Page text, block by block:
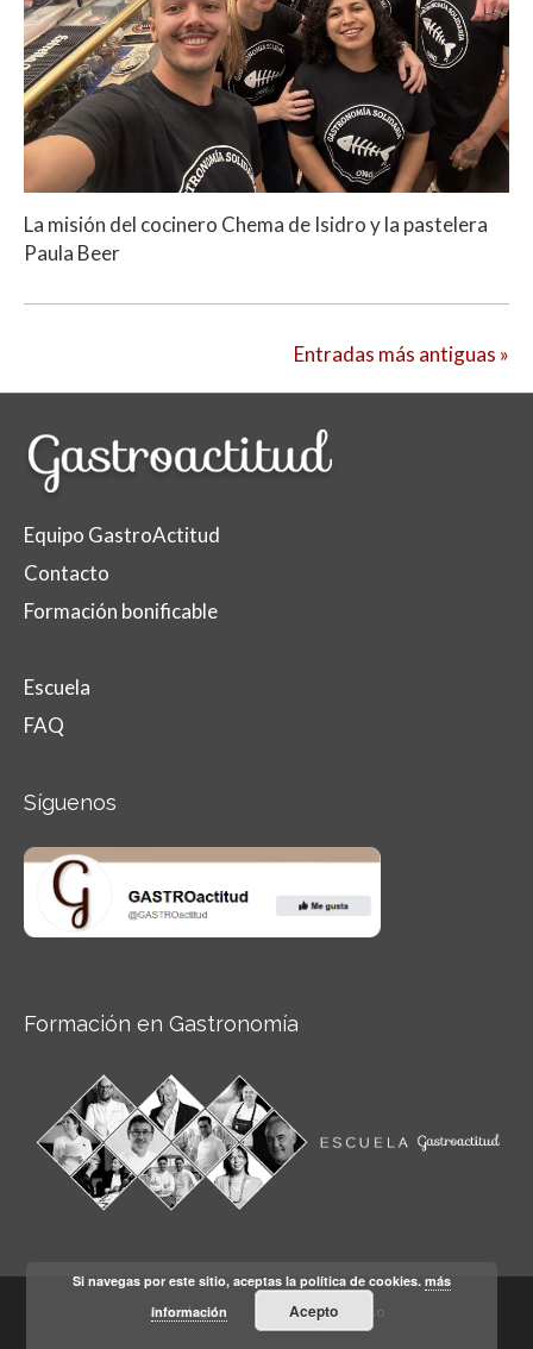
La misión del cocinero Chema de Isidro y la pastelera
Paula Beer
Entradas más antiguas »
Equipo GastroActitud
Contacto
Formación bonificable
Escuela
FAQ
Síguenos
Formación en Gastronomía
Aviso legal Condiciones de Uso
Si navegas por este sitio, aceptas la política de cookies.más
información
Acepto